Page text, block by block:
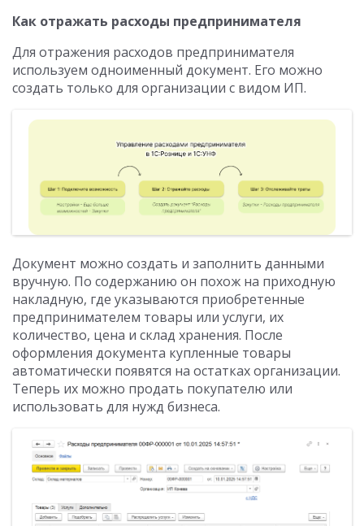
Как отражать расходы предпринимателя
Для отражения расходов предпринимателя
используем одноименный документ. Его можно
создать только для организации с видом ИП.
Документ можно создать и заполнить данными
вручную. По содержанию он похож на приходную
накладную, где указываются приобретенные
предпринимателем товары или услуги, их
количество, цена и склад хранения. После
оформления документа купленные товары
автоматически появятся на остатках организации.
Теперь их можно продать покупателю или
использовать для нужд бизнеса.